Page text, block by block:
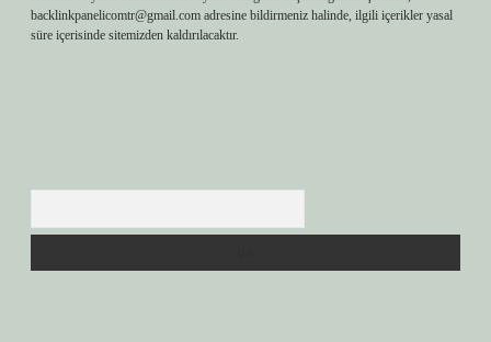
backlinkpanelicomtr@gmail.com adresine bildirmeniz halinde, ilgili içerikler yasal
süre içerisinde sitemizden kaldırılacaktır.